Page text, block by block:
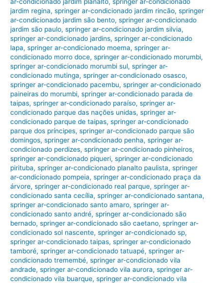
jardim regina,springer ar-condicionado jardim rincão,springer
ar-condicionado jardim são bento,springer ar-condicionado
jardim são paulo,springer ar-condicionado jardim silvia,
springer ar-condicionado jardins,springer ar-condicionado
lapa,springer ar-condicionado moema,springer ar-
condicionado morro doce,springer ar-condicionado morumbi,
springer ar-condicionado morumbi sul,springer ar-
condicionado mutinga,springer ar-condicionado osasco,
springer ar-condicionado pacembu,springer ar-condicionado
paineiras do morumbi,springer ar-condicionado parada de
taipas,springer ar-condicionado paraíso,springer ar-
condicionado parque das nações unidas,springer ar-
condicionado parque de taipas,springer ar-condicionado
parque dos príncipes,springer ar-condicionado parque são
domingos,springer ar-condicionado penha,springer ar-
condicionado perdizes,springer ar-condicionado pinheiros,
springer ar-condicionado piqueri,springer ar-condicionado
pirituba,springer ar-condicionado planalto paulista,springer
ar-condicionado pompeia,springer ar-condicionado praça da
árvore,springer ar-condicionado real parque,springer ar-
condicionado santa cecília,springer ar-condicionado santana,
springer ar-condicionado santo amaro,springer ar-
condicionado santo andré,springer ar-condicionado são
bernado,springer ar-condicionado são caetano,springer ar-
condicionado sol nascente,springer ar-condicionado sp,
springer ar-condicionado taipas,springer ar-condicionado
tamboré,springer ar-condicionado tatuapé,springer ar-
condicionado tremembé,springer ar-condicionado vila
andrade,springer ar-condicionado vila aurora,springer ar-
condicionado vila buarque,springer ar-condicionado vila